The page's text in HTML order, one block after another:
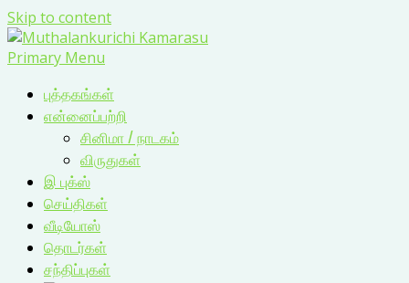
Skip to content
Primary Menu
புத்தகங்கள்
என்னைப்பற்றி
சினிமா / நாடகம்
விருதுகள்
இ புக்ஸ்
செய்திகள்
வீடியோஸ்
தொடர்கள்
சந்திப்புகள்